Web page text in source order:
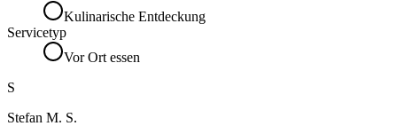
Kulinarische Entdeckung
Servicetyp
Vor Ort essen
S
Stefan M. S.